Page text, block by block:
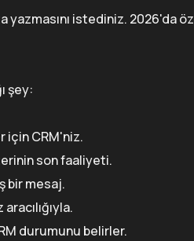
istediniz. 2026'da
şey:
için CRM'niz.
son faaliyeti.
bir mesaj.
durumunu belirler.